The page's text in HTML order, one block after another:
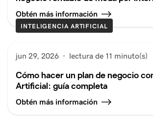
Obtén más información
INTELIGENCIA ARTIFICIAL
jun 29, 2026 · lectura de 11 minuto(s)
Cómo hacer un plan de negocio
Artificial: guía completa
Obtén más información